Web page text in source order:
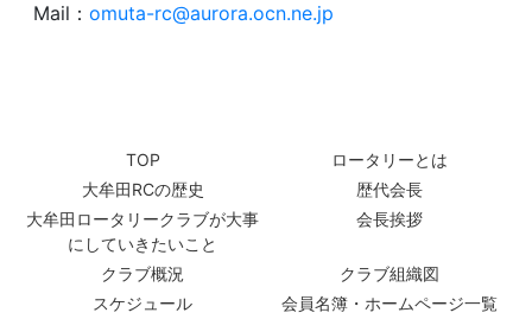
Mail：omuta-rc@aurora.ocn.ne.jp
TOP
ロータリーとは
大牟田RCの歴史
歴代会長
大牟田ロータリークラブが大事
にしていきたいこと
会長挨拶
クラブ概況
クラブ組織図
スケジュール
会員名簿・ホームページ一覧